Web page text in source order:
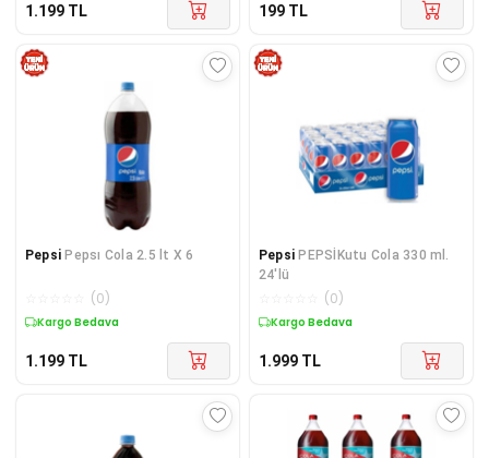
1.199 TL 199 TL
Pepsi Pepsı Cola 2.5 lt X 6
(0)
Kargo Bedava
1.199 TL
Pepsi PEPSİKutu Cola 330 ml.
24'lü
(0)
Kargo Bedava
1.999 TL